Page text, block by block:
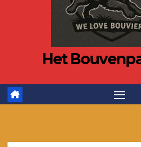
Het